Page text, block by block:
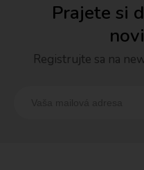
Prajete si
Registrujte sa na